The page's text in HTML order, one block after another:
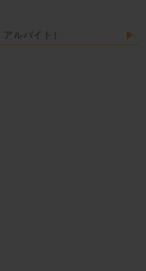
ルバイト）